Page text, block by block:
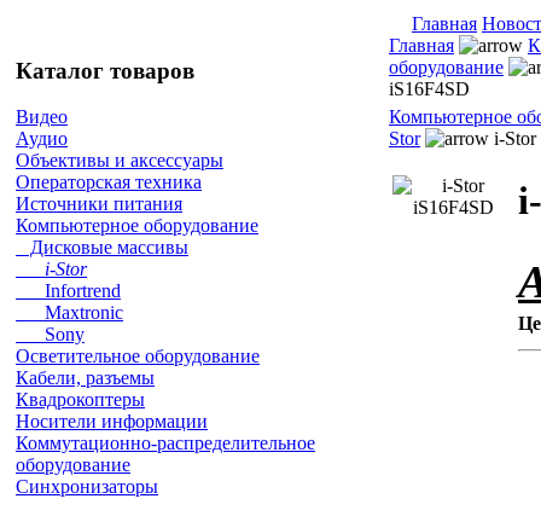
Главная
Каталог товаров
Видео
Аудио
Объективы и аксессуары
Операторская техника
Источники питания
Компьютерное оборудование
Дисковые массивы
i-Stor
Infortrend
Maxtronic
Sony
Осветительное оборудование
Кабели, разъемы
Квадрокоптеры
Носители информации
Коммутационно-распределительное
оборудование
Синхронизаторы
Главная
оборудование
iS16F4SD
Компьютерное
Stor
i-Stor